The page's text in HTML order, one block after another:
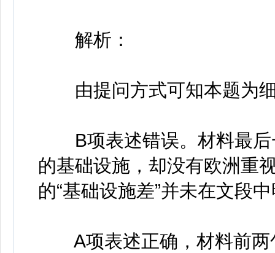
解析：
由提问方式可知本题为
B项表述错误。材料最后
的基础设施，却没有欧洲重
的“基础设施差”并未在文段
A项表述正确，材料前两